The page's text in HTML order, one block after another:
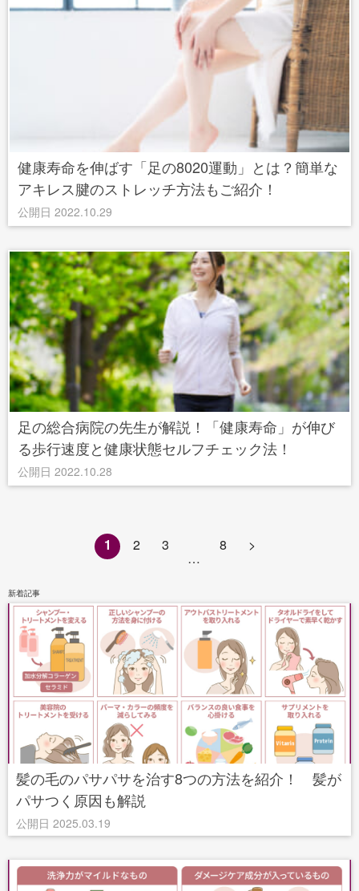
健康寿命を伸ばす「足の8020運動」とは？簡単な
アキレス腱のストレッチ方法もご紹介！
公開日 2022.10.29
足の総合病院の先生が解説！「健康寿命」が伸び
る歩行速度と健康状態セルフチェック法！
公開日 2022.10.28
1 2 3
…
8 >
新着記事
髪の毛のパサパサを治す8つの方法を紹介！ 髪が
パサつく原因も解説
公開日 2025.03.19